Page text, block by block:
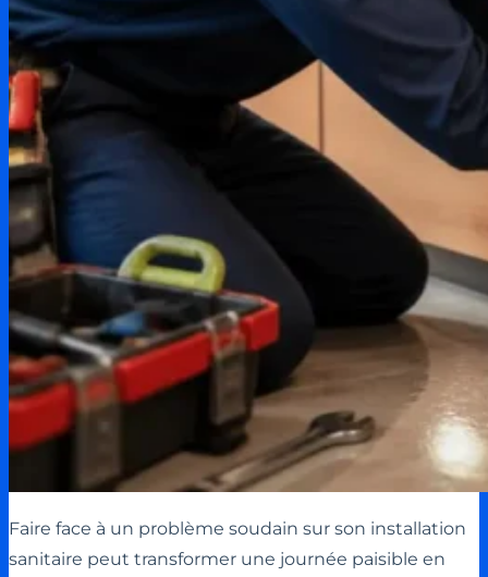
Faire face à un problème soudain sur son installation
sanitaire peut transformer une journée paisible en